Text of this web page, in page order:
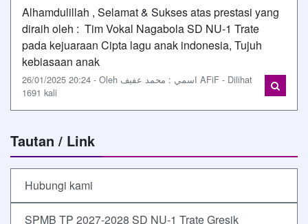
Alhamdulillah , Selamat & Sukses atas prestasi yang
diraih oleh : Tim Vokal Nagabola SD NU-1 Trate
pada kejuaraan Cipta lagu anak indonesia, Tujuh
kebiasaan anak
26/01/2025 20:24 - Oleh اسمي : محمد عفيف AFiF - Dilihat
1691 kali
Tautan / Link
Hubungi kami
SPMB TP 2027-2028 SD NU-1 Trate Gresik